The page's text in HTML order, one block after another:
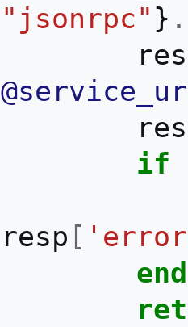
"jsonrpc" } .
if
resp [
end